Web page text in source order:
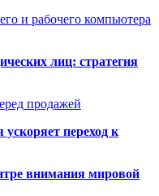
и рабочего компьютера
лиц: стратегия
продажей
переход к
внимания мировой